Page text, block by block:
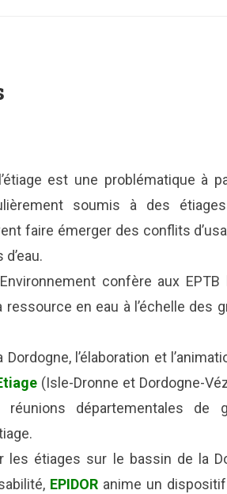
est une problématique à
soumis à des
faire émerger des conflits
confère aux
en eau à l’échelle des
l’élaboration et
(Isle-Dronne et Dordogne-
réunions départementales de
les étiages sur le bassin de la
EPIDOR anime un dispositif